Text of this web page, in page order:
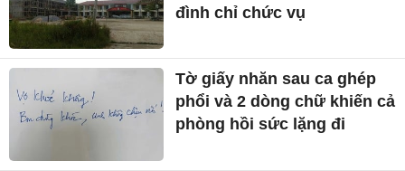
đình chỉ chức vụ
Tờ giấy nhăn sau ca ghép
phổi và 2 dòng chữ khiến cả
phòng hồi sức lặng đi